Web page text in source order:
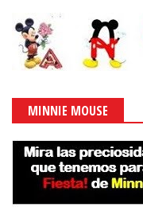
MINNIE MOUSE